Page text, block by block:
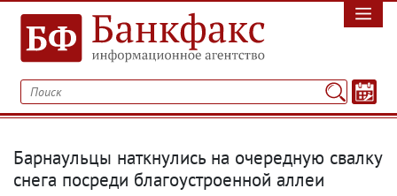
Барнаульцы наткнулись на очередную свалку
снега посреди благоустроенной аллеи